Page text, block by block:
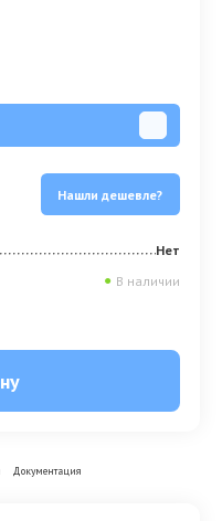
Нашли дешевле?
Нет
● В наличии
Документация